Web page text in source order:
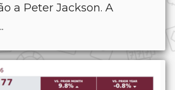
a Peter Jackson. A